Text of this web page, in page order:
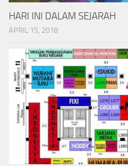
HARI INI DALAM SEJARAH
APRIL 15, 2018